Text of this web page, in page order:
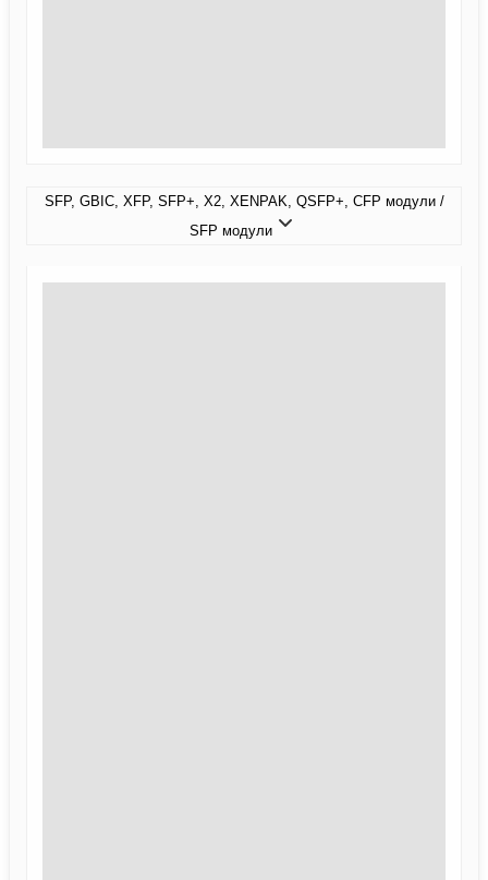
SFP, GBIC, XFP, SFP+, X2, XENPAK, QSFP+, CFP модули /
SFP модули